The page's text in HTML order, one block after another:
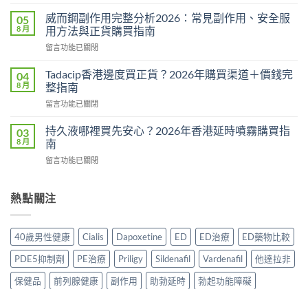
量
完
整
教
幾
時
食
多？
正
確
一
次
清
楚〉
中
馬
糖
Hamer
效
真
相：
有
用
是
心
作
香
家
實
測
評
價〉
05
8 月
威而鋼副作用完整分析2026：常見副作用、安全服
用方法與正貨購買指南
在
而
鋼
副
作
完
整
分
析
見
用、
安
全
服
留言功能已關閉
04
8 月
Tadacip香港邊度買正貨？2026年購買渠道＋價錢完
整指南
在
香
港
邊
度
貨？
購
買
渠
道
留言功能已關閉
03
8 月
持久液哪裡買先安心？2026年香港延時噴霧購買指
南
在
液
哪
買
先
安
心？
2026
留言功能已關閉
熱點關注
40歲男性健康 Cialis Dapoxetine ED ED治療
ED藥物比較
PDE5抑制劑
PE治療 Priligy Sildenafil Vardenafil
他達拉非
保健品
前列腺健康 副作用 助勃延時 勃起功能障礙